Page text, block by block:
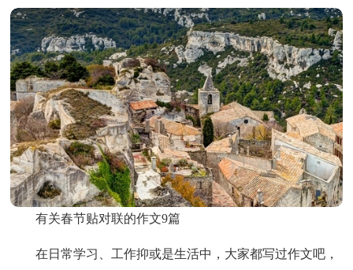
有关春节贴对联的作文9篇
在日常学习、工作抑或是生活中，大家都写过作文吧，